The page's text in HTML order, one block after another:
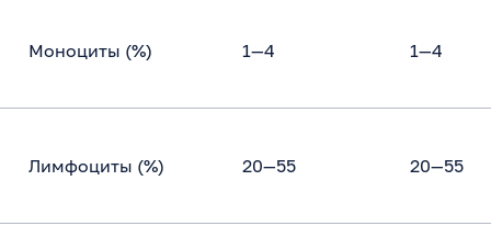
Моноциты (%) 1—4 1—4
Лимфоциты (%) 20—55 20—55